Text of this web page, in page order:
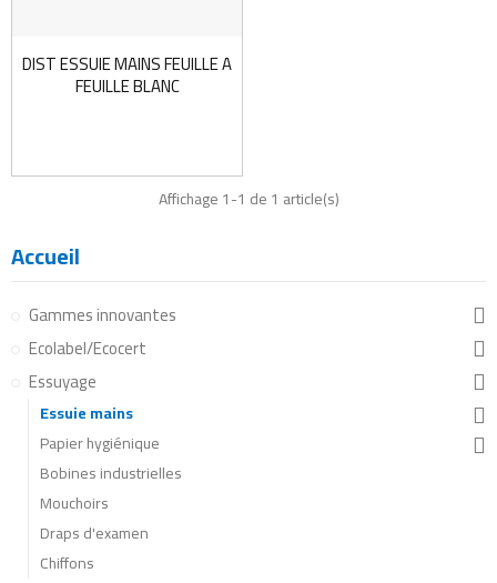
DIST ESSUIE MAINS FEUILLE A
FEUILLE BLANC
Affichage 1-1 de 1 article(s)
Accueil
Gammes innovantes
Ecolabel/Ecocert
Essuyage
Essuie mains
Papier hygiénique
Bobines industrielles
Mouchoirs
Draps d'examen
Chiffons